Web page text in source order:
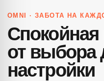
OMNI · ЗАБОТА НА
Спокойная
от выбора
настройки